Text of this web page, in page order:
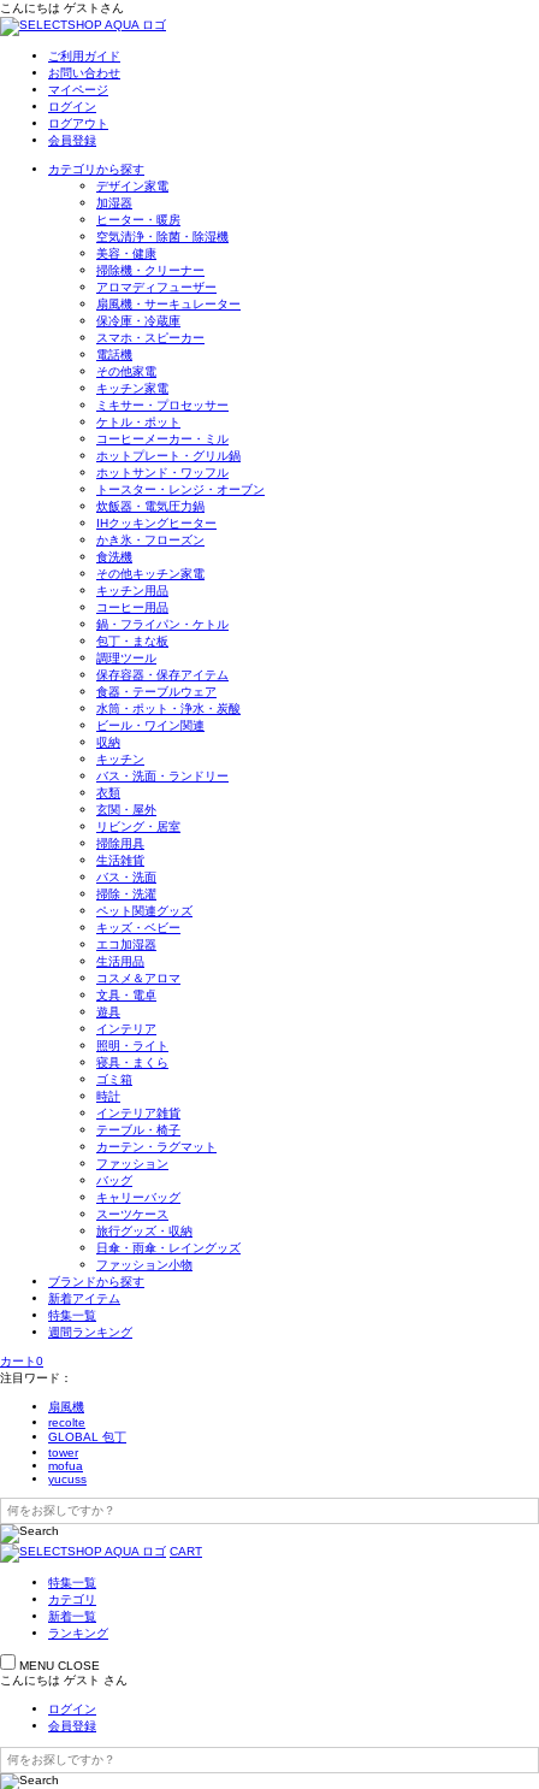
こんにちは ゲスト さん
ご利用ガイド
お問い合わせ
マイページ
ログイン
ログアウト
会員登録
カテゴリから探す
デザイン家電
加湿器
ヒーター・暖房
空気清浄・除菌・除湿機
美容・健康
掃除機・クリーナー
アロマディフューザー
扇風機・サーキュレーター
保冷庫・冷蔵庫
スマホ・スピーカー
電話機
その他家電
キッチン家電
ミキサー・プロセッサー
ケトル・ポット
コーヒーメーカー・ミル
ホットプレート・グリル鍋
ホットサンド・ワッフル
トースター・レンジ・オーブン
炊飯器・電気圧力鍋
IHクッキングヒーター
かき氷・フローズン
食洗機
その他キッチン家電
キッチン用品
コーヒー用品
鍋・フライパン・ケトル
包丁・まな板
調理ツール
保存容器・保存アイテム
食器・テーブルウェア
水筒・ポット・浄水・炭酸
ビール・ワイン関連
収納
キッチン
バス・洗面・ランドリー
衣類
玄関・屋外
リビング・居室
掃除用具
生活雑貨
バス・洗面
掃除・洗濯
ペット関連グッズ
キッズ・ベビー
エコ加湿器
生活用品
コスメ＆アロマ
文具・電卓
遊具
インテリア
照明・ライト
寝具・まくら
ゴミ箱
時計
インテリア雑貨
テーブル・椅子
カーテン・ラグマット
ファッション
バッグ
キャリーバッグ
スーツケース
旅行グッズ・収納
日傘・雨傘・レイングッズ
ファッション小物
ブランドから探す
新着アイテム
特集一覧
週間ランキング
カート0
注目ワード：
扇風機
recolte
GLOBAL 包丁
tower
mofua
yucuss
CART
特集一覧
カテゴリ
新着一覧
ランキング
MENU CLOSE
こんにちは ゲスト さん
ログイン
会員登録